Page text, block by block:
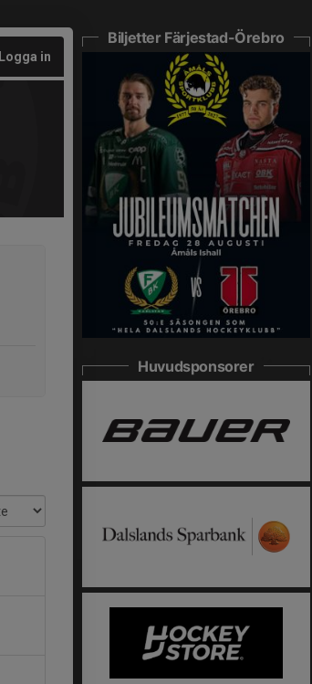
Logga in
Biljetter Färjestad-Örebro
Huvudsponsorer